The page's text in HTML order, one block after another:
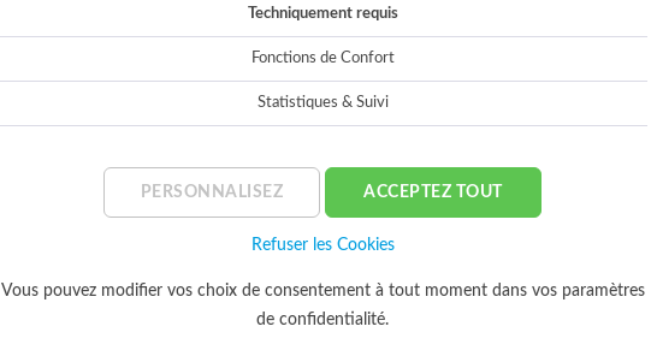
Techniquement requis
Fonctions de Confort
Statistiques & Suivi
PERSONNALISEZ ACCEPTEZ TOUT
Refuser les Cookies
Vous pouvez modifier vos choix de consentement à tout moment dans vos paramètres
de confidentialité.
Délai de
Retour
14 jours de